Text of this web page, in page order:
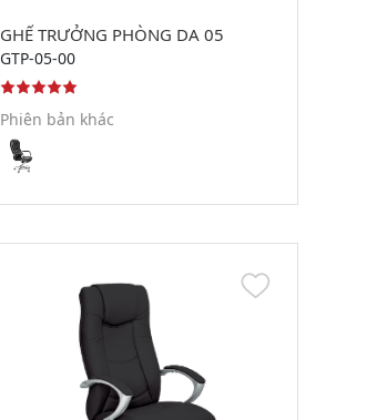
GHẾ TRƯỞNG PHÒNG DA 05
GTP-05-00
Phiên bản khác